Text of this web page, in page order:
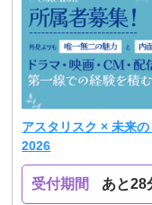
アスタリスク × 未来
2026
受付期間 あと28